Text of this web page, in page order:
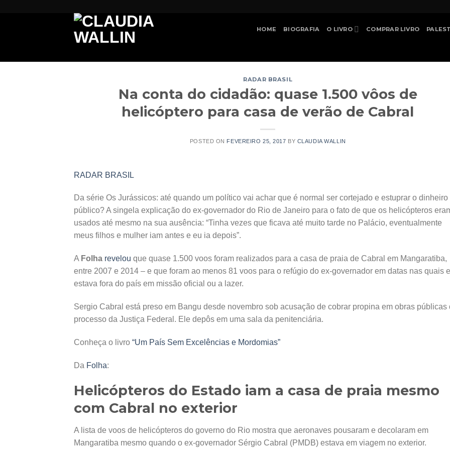
HOME BIOGRAFIA O LIVRO COMPRAR LIVRO
RADAR BRASIL
Na conta do cidadão: quase 1.500 vôos de
helicóptero para casa de verão de Cabral
POSTED ON FEVEREIRO 25, 2017 BY CLAUDIA WALLIN
RADAR BRASIL
Da série Os Jurássicos: até quando um político vai achar que é normal ser cortejado e estuprar o dinheiro
público? A singela explicação do ex-governador do Rio de Janeiro para o fato de que os helicópteros
usados até mesmo na sua ausência: “Tinha vezes que ficava até muito tarde no Palácio, eventualmente
meus filhos e mulher iam antes e eu ia depois”.
A Folha revelou que quase 1.500 voos foram realizados para a casa de praia de Cabral em Mangaratiba,
entre 2007 e 2014 – e que foram ao menos 81 voos para o refúgio do ex-governador em datas nas quais
estava fora do país em missão oficial ou a lazer.
Sergio Cabral está preso em Bangu desde novembro sob acusação de cobrar propina em obras públicas
processo da Justiça Federal. Ele depôs em uma sala da penitenciária.
Conheça o livro “Um País Sem Excelências e Mordomias”
Da Folha:
Helicópteros do Estado iam a casa de praia mesmo
com Cabral no exterior
A lista de voos de helicópteros do governo do Rio mostra que aeronaves pousaram e decolaram em
Mangaratiba mesmo quando o ex-governador Sérgio Cabral (PMDB) estava em viagem no exterior.